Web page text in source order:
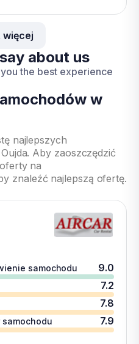
więcej
about us
the best experience
w
najlepszych
Aby zaoszczędzić
na
znaleźć najlepszą ofertę.
samochodu 9.0
7.2
7.8
7.9